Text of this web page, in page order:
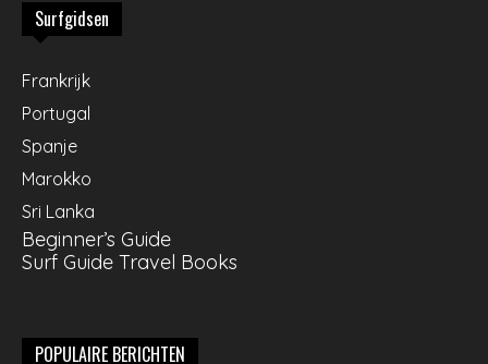
Surfgidsen
Frankrijk
Portugal
Spanje
Marokko
Sri Lanka
Beginner’s Guide
Surf Guide Travel Books
POPULAIRE BERICHTEN